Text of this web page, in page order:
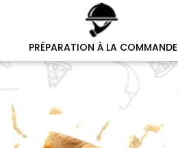
PRÉPARATION À LA COMMANDE